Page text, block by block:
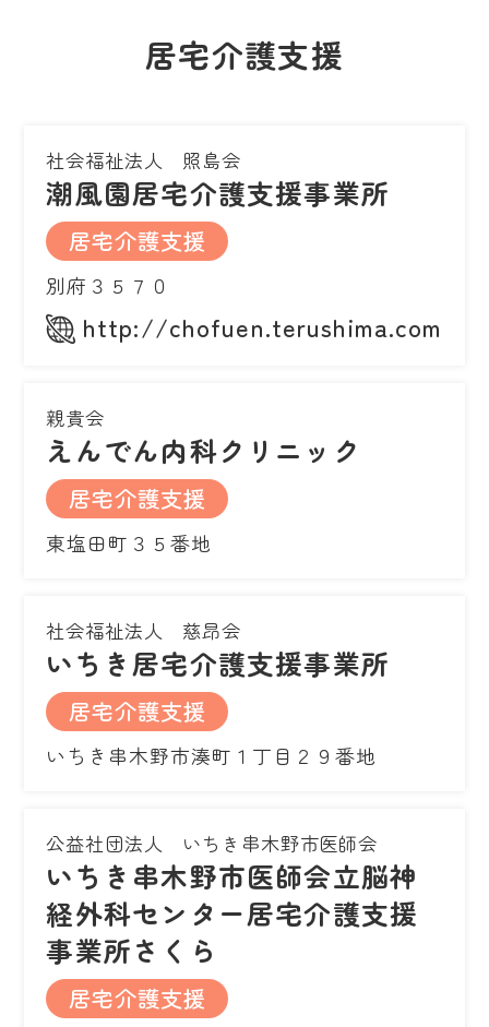
居宅介護支援
社会福祉法人 照島会
潮風園居宅介護支援事業所
居宅介護支援
別府３５７０
http://chofuen.terushima.com
親貴会
えんでん内科クリニック
居宅介護支援
東塩田町３５番地
社会福祉法人 慈昂会
いちき居宅介護支援事業所
居宅介護支援
いちき串木野市湊町１丁目２９番地
公益社団法人 いちき串木野市医師会
いちき串木野市医師会立脳神
経外科センター居宅介護支援
事業所さくら
居宅介護支援